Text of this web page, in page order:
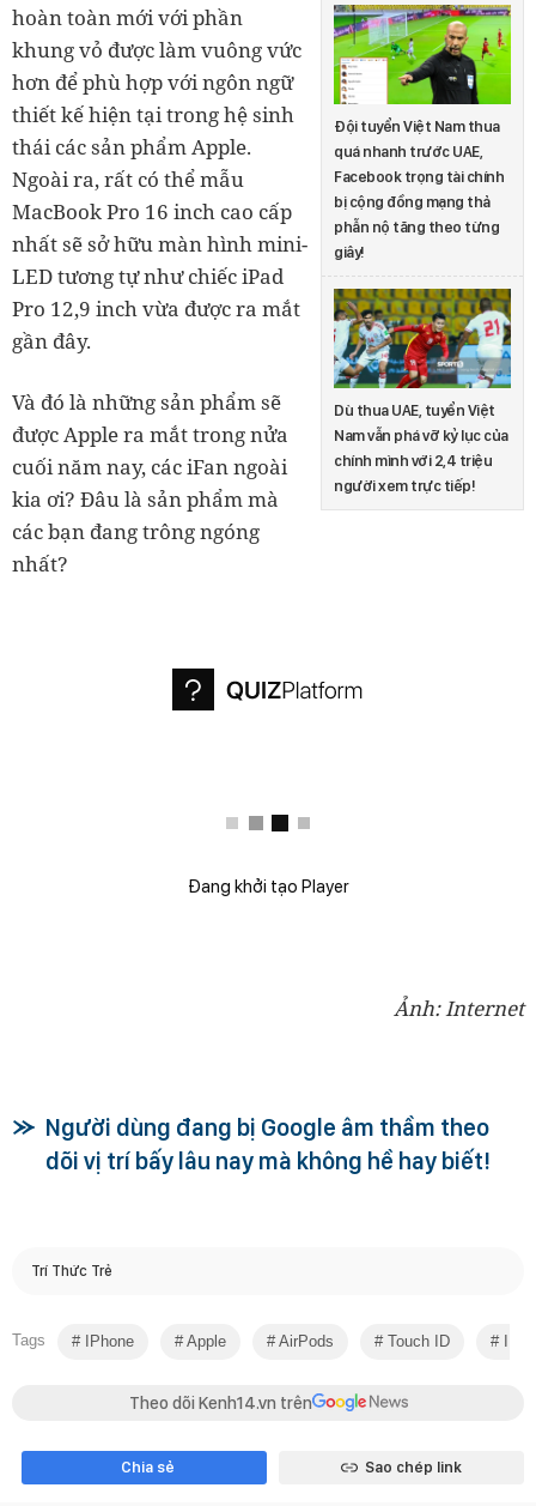
Đội tuyển Việt Nam thua
quá nhanh trước UAE,
Facebook trọng tài chính
bị cộng đồng mạng thả
phẫn nộ tăng theo từng
giây!
Dù thua UAE, tuyển Việt
Nam vẫn phá vỡ kỷ lục của
chính mình với 2,4 triệu
người xem trực tiếp!
hoàn toàn mới với phần
khung vỏ được làm vuông vức
hơn để phù hợp với ngôn ngữ
thiết kế hiện tại trong hệ sinh
thái các sản phẩm Apple.
Ngoài ra, rất có thể mẫu
MacBook Pro 16 inch cao cấp
nhất sẽ sở hữu màn hình mini-
LED tương tự như chiếc iPad
Pro 12,9 inch vừa được ra mắt
gần đây.
Và đó là những sản phẩm sẽ
được Apple ra mắt trong nửa
cuối năm nay, các iFan ngoài
kia ơi? Đâu là sản phẩm mà
các bạn đang trông ngóng
nhất?
Đang khởi tạo Player
Ảnh: Internet
Người dùng đang bị Google âm thầm theo
dõi vị trí bấy lâu nay mà không hề hay biết!
Trí Thức Trẻ
Tags IPhone Apple AirPods Touch ID IPad
Theo dõi Kenh14.vn trên
Chia sẻ Sao chép link